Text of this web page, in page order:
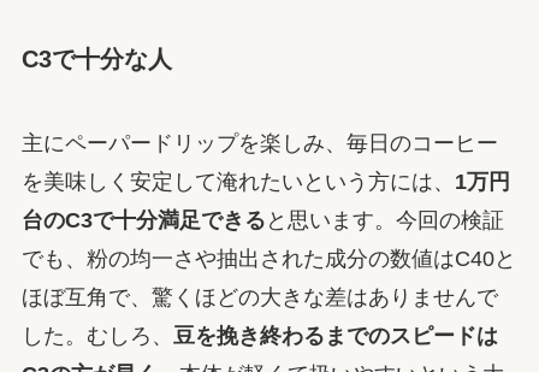
C3で十分な人
主にペーパードリップを楽しみ、毎日のコーヒー
を美味しく安定して淹れたいという方には、 1万円
台のC3で十分満足できる と思います。今回の検証
でも、粉の均一さや抽出された成分の数値はC40と
ほぼ互角で、驚くほどの大きな差はありませんで
した。むしろ、 豆を挽き終わるまでのスピードは